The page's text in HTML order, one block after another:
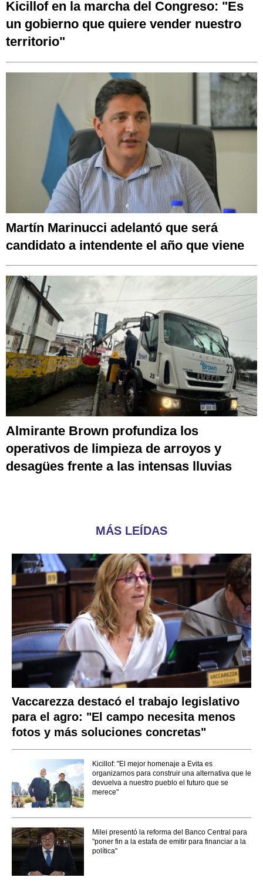
Kicillof en la marcha del Congreso: "Es
un gobierno que quiere vender nuestro
territorio"
Martín Marinucci adelantó que será
candidato a intendente el año que viene
Almirante Brown profundiza los
operativos de limpieza de arroyos y
desagües frente a las intensas lluvias
MÁS LEÍDAS
Vaccarezza destacó el trabajo legislativo
para el agro: "El campo necesita menos
fotos y más soluciones concretas"
Kicillof: "El mejor homenaje a Evita es
organizarnos para construir una alternativa que le
devuelva a nuestro pueblo el futuro que se
merece"
Milei presentó la reforma del Banco Central para
"poner fin a la estafa de emitir para financiar a la
política"